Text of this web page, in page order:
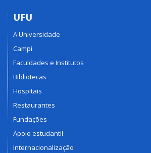
UFU
A Universidade
Campi
Faculdades e Institutos
Bibliotecas
Hospitais
Restaurantes
Fundações
Apoio estudantil
Internacionalização